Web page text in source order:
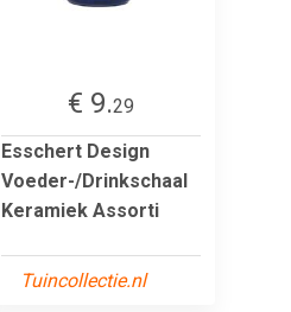
€ 9.29
Esschert Design
Voeder-/Drinkschaal
Keramiek Assorti
Tuincollectie.nl